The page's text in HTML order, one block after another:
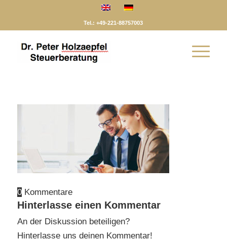
Tel.: +49-221-88757003
0 Kommentare
Hinterlasse einen Kommentar
An der Diskussion beteiligen?
Hinterlasse uns deinen Kommentar!